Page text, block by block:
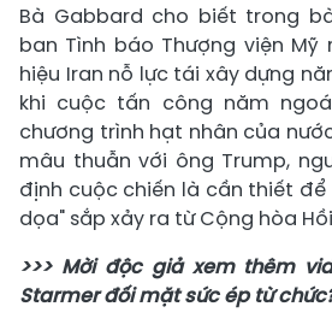
Bà Gabbard cho biết trong
ban Tình báo Thượng viện
hiệu Iran nỗ lực tái xây dựng
khi cuộc tấn công năm
chương trình hạt nhân của
mâu thuẫn với ông Trump,
định cuộc chiến là cần thiết
dọa" sắp xảy ra từ Cộng hòa
>>> Mời độc giả xem thêm
Starmer đối mặt sức ép từ